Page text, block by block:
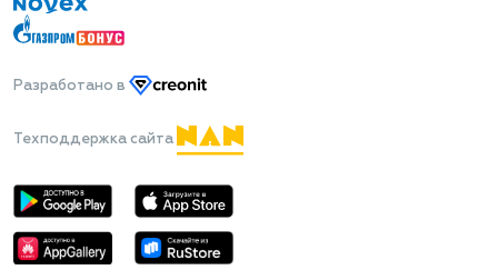
Разработано в
Техподдержка сайта